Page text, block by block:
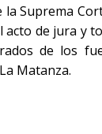
la Suprema
acto de jura y
de los
Matanza.